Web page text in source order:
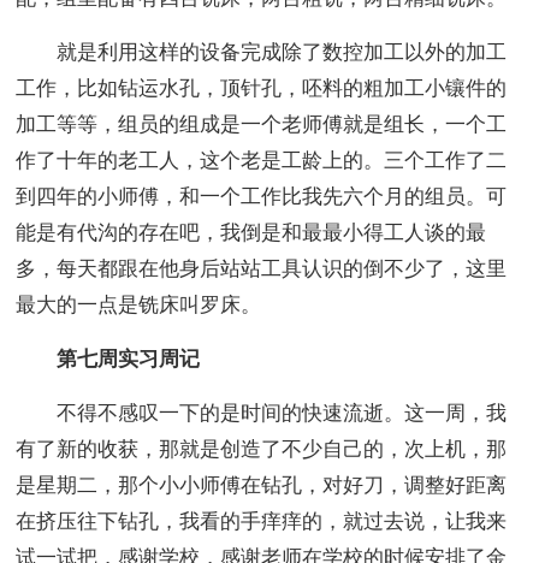
就是利用这样的设备完成除了数控加工以外的加工
工作，比如钻运水孔，顶针孔，呸料的粗加工小镶件的
加工等等，组员的组成是一个老师傅就是组长，一个工
作了十年的老工人，这个老是工龄上的。三个工作了二
到四年的小师傅，和一个工作比我先六个月的组员。可
能是有代沟的存在吧，我倒是和最最小得工人谈的最
多，每天都跟在他身后站站工具认识的倒不少了，这里
最大的一点是铣床叫罗床。
第七周实习周记
不得不感叹一下的是时间的快速流逝。这一周，我
有了新的收获，那就是创造了不少自己的，次上机，那
是星期二，那个小小师傅在钻孔，对好刀，调整好距离
在挤压往下钻孔，我看的手痒痒的，就过去说，让我来
试一试把，感谢学校，感谢老师在学校的时候安排了金